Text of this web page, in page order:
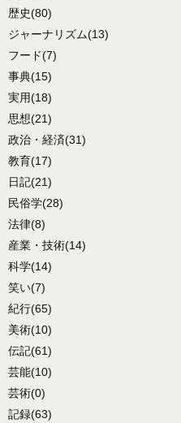
歴史(80)
ジャーナリズム(13)
フード(7)
事典(15)
実用(18)
思想(21)
政治・経済(31)
教育(17)
日記(21)
民俗学(28)
法律(8)
産業・技術(14)
科学(14)
笑い(7)
紀行(65)
美術(10)
伝記(61)
芸能(10)
芸術(0)
記録(63)